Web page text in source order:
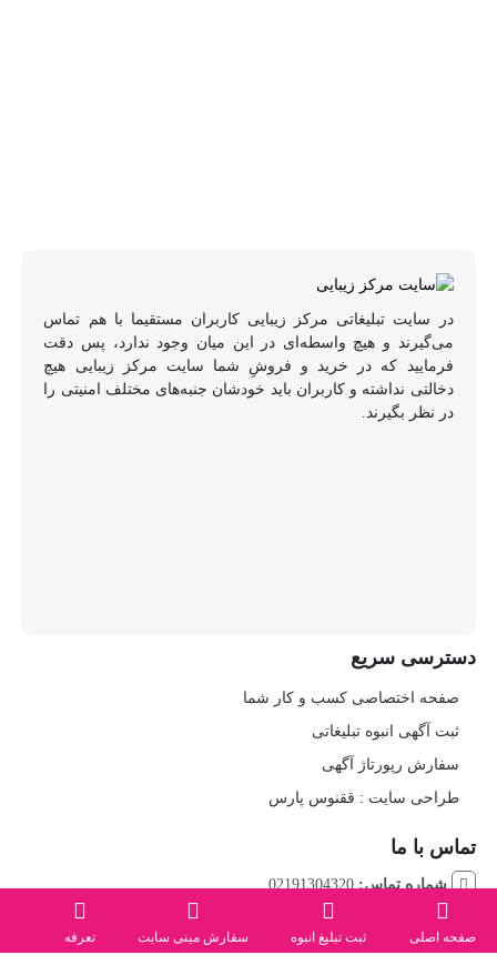
در سایت تبلیغاتی مرکز زیبایی کاربران مستقیما با هم تماس
می‌گیرند و هیچ واسطه‌ای در این میان وجود ندارد، پس دقت
فرمایید که در خرید و فروشِ شما سایت مرکز زیبایی هیچ
دخالتی نداشته و کاربران باید خودشان جنبه‌های مختلف امنیتی را
در نظر بگیرند.
دسترسی سریع
صفحه اختصاصی کسب و کار شما
ثبت آگهی انبوه تبلیغاتی
سفارش رپورتاژ آگهی
طراحی سایت : ققنوس پارس
تماس با ما
شماره تماس:02191304320
صفحه اصلی ثبت تبلیغ انبوه سفارش مینی سایت تعرفه